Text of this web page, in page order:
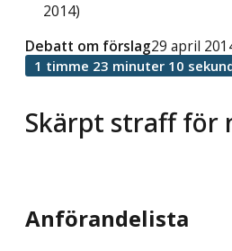
2014)
Skärpt straff för
Debatt om förslag29 april
1 timme 23 minuter 10
Anförandelista